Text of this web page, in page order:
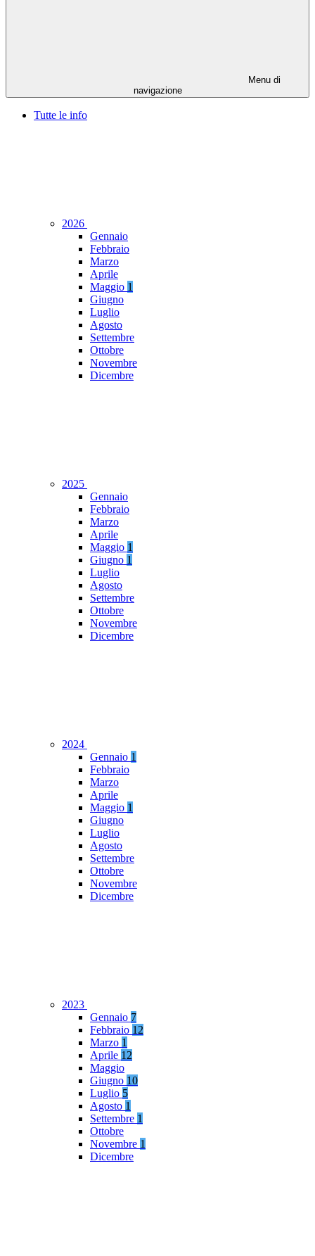
Menu di
navigazione
Tutte le info
2026
Gennaio
Febbraio
Marzo
Aprile
Maggio 1
Giugno
Luglio
Agosto
Settembre
Ottobre
Novembre
Dicembre
2025
Gennaio
Febbraio
Marzo
Aprile
Maggio 1
Giugno 1
Luglio
Agosto
Settembre
Ottobre
Novembre
Dicembre
2024
Gennaio 1
Febbraio
Marzo
Aprile
Maggio 1
Giugno
Luglio
Agosto
Settembre
Ottobre
Novembre
Dicembre
2023
Gennaio 7
Febbraio 12
Marzo 1
Aprile 12
Maggio
Giugno 10
Luglio 5
Agosto 1
Settembre 1
Ottobre
Novembre 1
Dicembre